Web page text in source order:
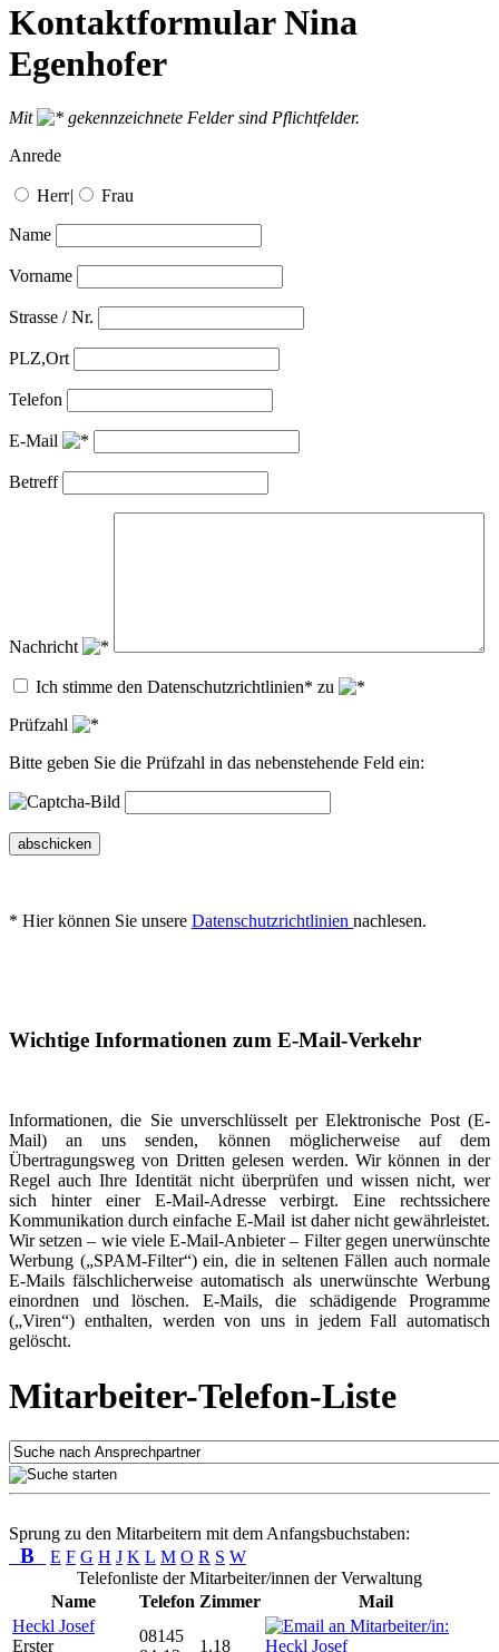
Kontaktformular Nina
Egenhofer
Mit
gekennzeichnete Felder sind Pflichtfelder.
Anrede
Herr| Frau
Name
Vorname
Strasse / Nr.
PLZ,Ort
Telefon
E-Mail
Betreff
Nachricht
Ich stimme den Datenschutzrichtlinien* zu
Prüfzahl
Bitte geben Sie die Prüfzahl in das nebenstehende Feld ein:
abschicken
* Hier können Sie unsere Datenschutzrichtlinien nachlesen.
Wichtige Informationen zum E-Mail-Verkehr
Informationen, die Sie unverschlüsselt per Elektronische Post (E-
Mail) an uns senden, können möglicherweise auf dem
Übertragungsweg von Dritten gelesen werden. Wir können in der
Regel auch Ihre Identität nicht überprüfen und wissen nicht, wer
sich hinter einer E-Mail-Adresse verbirgt. Eine rechtssichere
Kommunikation durch einfache E-Mail ist daher nicht gewährleistet.
Wir setzen – wie viele E-Mail-Anbieter – Filter gegen unerwünschte
Werbung („SPAM-Filter“) ein, die in seltenen Fällen auch normale
E-Mails fälschlicherweise automatisch als unerwünschte Werbung
einordnen und löschen. E-Mails, die schädigende Programme
(„Viren“) enthalten, werden von uns in jedem Fall automatisch
gelöscht.
Mitarbeiter-Telefon-Liste
Sprung zu den Mitarbeitern mit dem Anfangsbuchstaben:
B E F G H J K L M O R S W
Telefonliste der Mitarbeiter/innen der Verwaltung
Name
Telefon Zimmer
Mail
Heckl Josef
Erster
08145
1.18